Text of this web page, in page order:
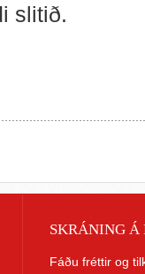
slitið.
SKRÁNING Á
Fáðu fréttir og